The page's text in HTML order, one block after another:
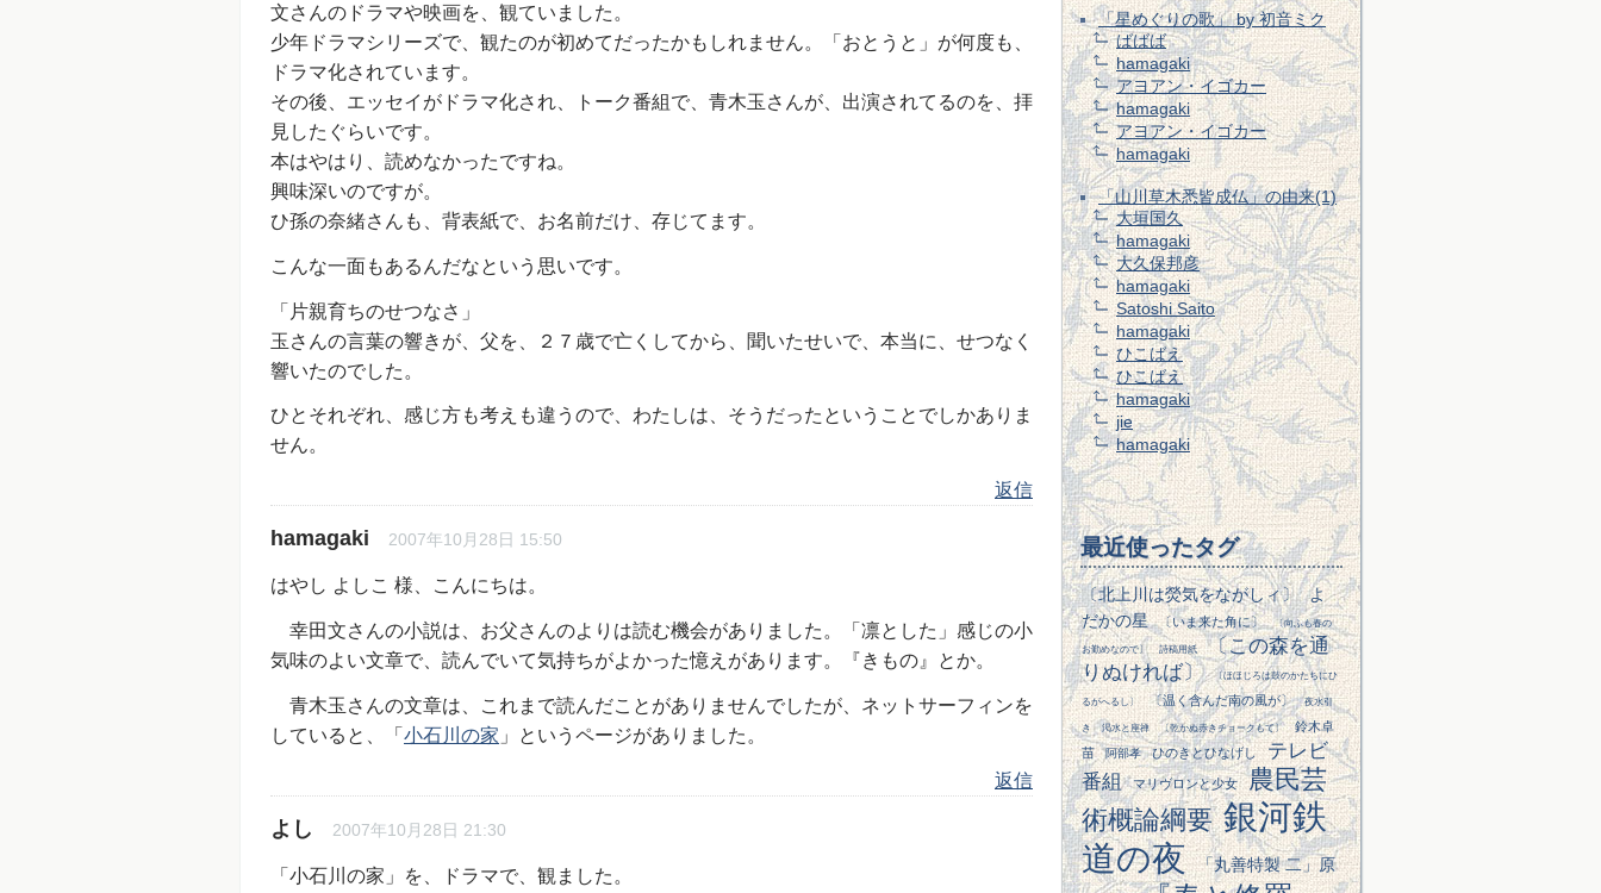
文さんのドラマや映画を、観ていました。
少年ドラマシリーズで、観たのが初めてだったかもしれません。「おとうと」が何度も、
ドラマ化されています。
その後、エッセイがドラマ化され、トーク番組で、青木玉さんが、出演されてるのを、拝
見したぐらいです。
本はやはり、読めなかったですね。
興味深いのですが。
ひ孫の奈緒さんも、背表紙で、お名前だけ、存じてます。
こんな一面もあるんだなという思いです。
「片親育ちのせつなさ」
玉さんの言葉の響きが、父を、２７歳で亡くしてから、聞いたせいで、本当に、せつなく
響いたのでした。
ひとそれぞれ、感じ方も考えも違うので、わたしは、そうだったということでしかありま
せん。
返信
hamagaki 2007年10月28日 15:50
はやし よしこ 様、こんにちは。
幸田文さんの小説は、お父さんのよりは読む機会がありました。「凛とした」感じの小
気味のよい文章で、読んでいて気持ちがよかった憶えがあります。『きもの』とか。
青木玉さんの文章は、これまで読んだことがありませんでしたが、ネットサーフィンを
していると、「 小石川の家 」というページがありました。
返信
よし 2007年10月28日 21:30
「小石川の家」を、ドラマで、観ました。
「星めぐりの歌」 by 初音ミク
ばばば
hamagaki
アヨアン・イゴカー
hamagaki
アヨアン・イゴカー
hamagaki
「山川草木悉皆成仏」の由来(1)
大垣国久
hamagaki
大久保邦彦
hamagaki
Satoshi Saito
hamagaki
ひこばえ
ひこばえ
hamagaki
jie
hamagaki
最近使ったタグ
〔北上川は熒気をながしィ〕 よ
だかの星
〔いま来た角に〕 〔向ふも春の
お勤めなので〕 詩稿用紙
〔この森を通
りぬければ〕
〔ほほじろは鼓のかたちにひ
るがへるし〕 〔温く含んだ南の風が〕 夜水引
き 渇水と座禅 〔乾かぬ赤きチョークもて〕
鈴木卓
苗
阿部孝 ひのきとひなげし
テレビ
番組
マリヴロンと少女
農民芸
術概論綱要 銀河鉄
道の夜
「丸善特製 二」原